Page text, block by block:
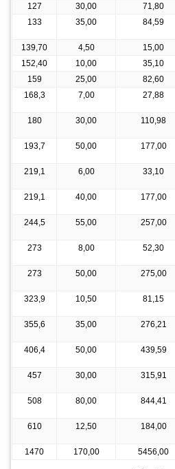
127 30,00 71,80
133
35,00 84,59
139,70 4,50 15,00
152,40
10,00 35,10
159
25,00 82,60
168,3
7,00 27,88
180 30,00 110,98
193,7 50,00 177,00
219,1 6,00 33,10
219,1 40,00 177,00
244,5 55,00 257,00
273 8,00 52,30
273 50,00 275,00
323,9 10,50 81,15
355,6 35,00 276,21
406,4 50,00 439,59
457 30,00 315,91
508 80,00 844,41
610 12,50 184,00
1470 170,00 5456,00